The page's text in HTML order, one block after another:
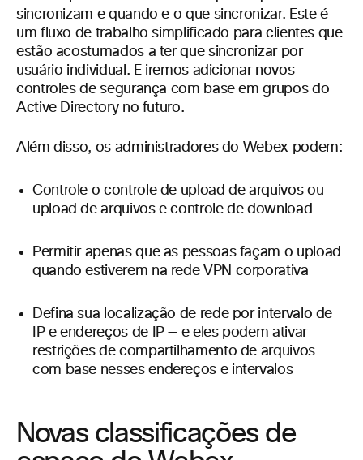
sincronizam e quando e o que sincronizar. Este é
um fluxo de trabalho simplificado para clientes que
estão acostumados a ter que sincronizar por
usuário individual. E iremos adicionar novos
controles de segurança com base em grupos do
Active Directory no futuro.
Além disso, os administradores do Webex podem:
Controle o controle de upload de arquivos ou
upload de arquivos e controle de download
Permitir apenas que as pessoas façam o upload
quando estiverem na rede VPN corporativa
Defina sua localização de rede por intervalo de
IP e endereços de IP — e eles podem ativar
restrições de compartilhamento de arquivos
com base nesses endereços e intervalos
Novas classificações de